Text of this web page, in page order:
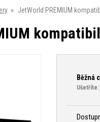
» JetWorld PREMIUM
Běžná
Ušetříte: